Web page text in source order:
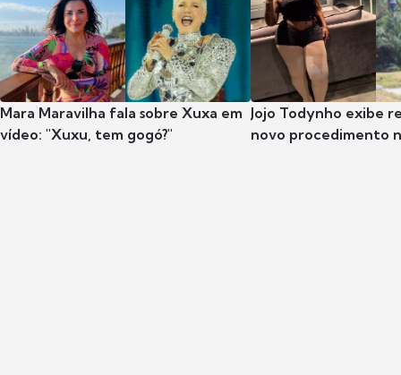
Mara Maravilha fala sobre Xuxa em
vídeo: "Xuxu, tem gogó?"
Jojo Todynho exibe
novo procedimento